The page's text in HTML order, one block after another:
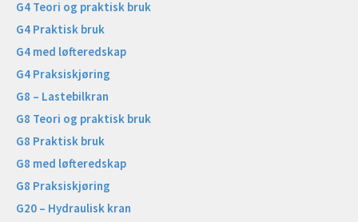
G4 Teori og praktisk bruk
G4 Praktisk bruk
G4 med løfteredskap
G4 Praksiskjøring
G8 – Lastebilkran
G8 Teori og praktisk bruk
G8 Praktisk bruk
G8 med løfteredskap
G8 Praksiskjøring
G20 – Hydraulisk kran